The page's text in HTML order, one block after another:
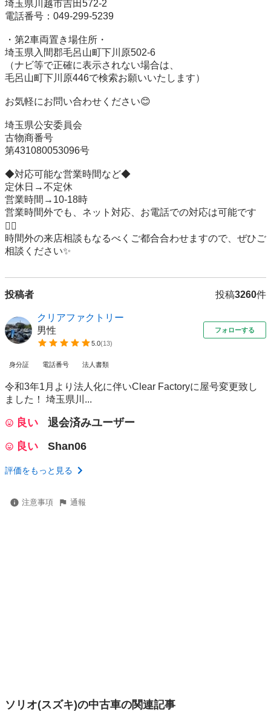
埼玉県川越市吉田572-2
電話番号：049-299-5239
・第2車両置き場住所・
埼玉県入間郡毛呂山町下川原502-6
（ナビ等で正確に表示されない場合は、
毛呂山町下川原446で検索お願いいたします）
お気軽にお問い合わせください😊
埼玉県公安委員会
古物商番号
第431080053096号
◆対応可能な営業時間など◆
定休日→不定休
営業時間→10-18時
営業時間外でも、ネット対応、お電話での対応は可能です
🙆‍♂️
時間外の来店相談もなるべくご都合合わせますので、ぜひご
相談ください✨
投稿者 投稿3260件
クリアファクトリー
男性
5.0(13)
フォローする
身分証 電話番号 法人書類
令和3年1月より法人化に伴いClear Factoryに屋号変更致し
ました！ 埼玉県川...
良い
退会済みユーザー
良い
Shan06
評価をもっと見る
注意事項 通報
ソリオ(スズキ)の中古車の関連記事